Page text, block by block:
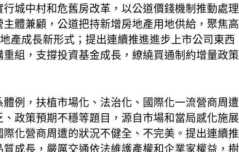
城中村和危舊房改革，以公道價錢機制推動處理
體兼顧，公道把持新增房地產用地供給，聚焦高
產成長新形式；提出連續推進進步上市公司東西
組，支撐投資基金成長，繚繞買通制約增量政策
例，扶植市場化、法治化、國際化一流營商周遭
政策預期不穩等題目，源自市場和當局感化施展
化營商周遭的狀況不健全、不完美。提出連續推
成長，嚴厲交通依法維護產權和企業家權益，樹